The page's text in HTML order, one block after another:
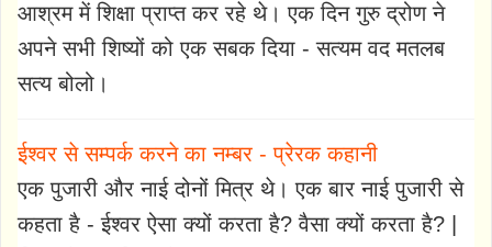
आश्रम में शिक्षा प्राप्त कर रहे थे। एक दिन गुरु द्रोण ने
अपने सभी शिष्यों को एक सबक दिया - सत्यम वद मतलब
सत्य बोलो।
ईश्वर से सम्पर्क करने का नम्बर - प्रेरक कहानी
एक पुजारी और नाई दोनों मित्र थे। एक बार नाई पुजारी से
कहता है - ईश्वर ऐसा क्यों करता है? वैसा क्यों करता है? |